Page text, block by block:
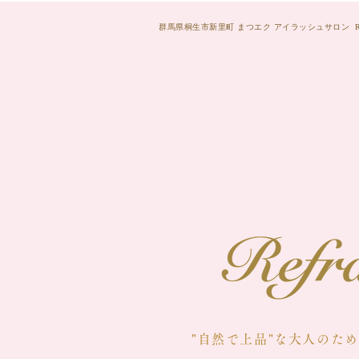
Home
群馬県桐生市新里町 まつエク アイラッシュサロ
"自然で上品"な大人のた